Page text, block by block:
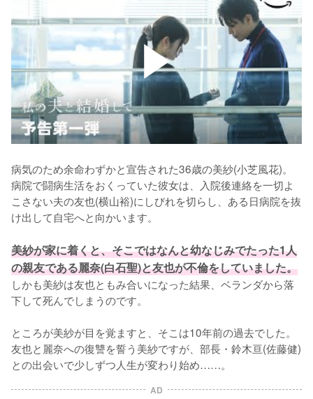
病気のため余命わずかと宣告された36歳の美紗(小芝風花)。
病院で闘病生活をおくっていた彼女は、入院後連絡を一切よ
こさない夫の友也(横山裕)にしびれを切らし、ある日病院を抜
け出して自宅へと向かいます。
美紗が家に着くと、そこではなんと幼なじみでたった1人
の親友である麗奈(白石聖)と友也が不倫をしていました。
しかも美紗は友也ともみ合いになった結果、ベランダから落
下して死んでしまうのです。
ところが美紗が目を覚ますと、そこは10年前の過去でした。
友也と麗奈への復讐を誓う美紗ですが、部長・鈴木亘(佐藤健)
との出会いで少しずつ人生が変わり始め……。
AD